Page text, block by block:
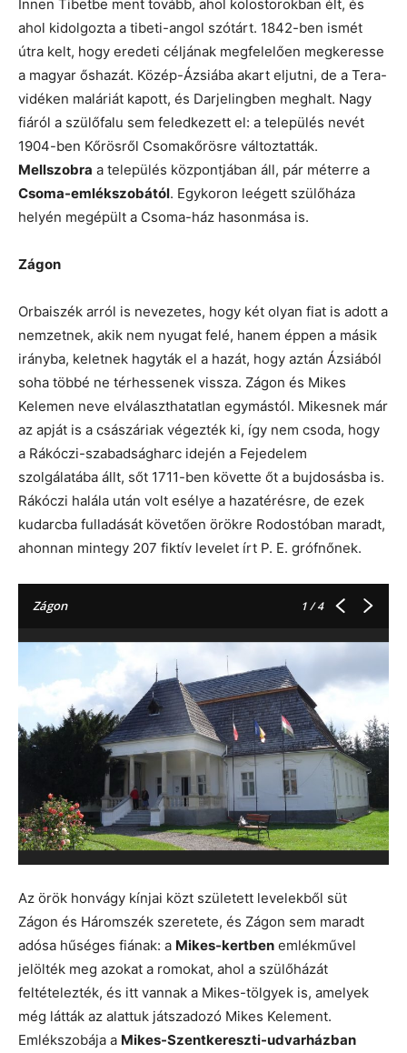
Innen Tibetbe ment tovább, ahol kolostorokban élt, és
ahol kidolgozta a tibeti-angol szótárt. 1842-ben ismét
útra kelt, hogy eredeti céljának megfelelően megkeresse
a magyar őshazát. Közép-Ázsiába akart eljutni, de a Tera-
vidéken maláriát kapott, és Darjelingben meghalt. Nagy
fiáról a szülőfalu sem feledkezett el: a település nevét
1904-ben Kőrösről Csomakőrösre változtatták.
Mellszobra a település központjában áll, pár méterre a
Csoma-emlékszobától. Egykoron leégett szülőháza
helyén megépült a Csoma-ház hasonmása is.
Zágon
Orbaiszék arról is nevezetes, hogy két olyan fiat is adott a
nemzetnek, akik nem nyugat felé, hanem éppen a másik
irányba, keletnek hagyták el a hazát, hogy aztán Ázsiából
soha többé ne térhessenek vissza. Zágon és Mikes
Kelemen neve elválaszthatatlan egymástól. Mikesnek már
az apját is a császáriak végezték ki, így nem csoda, hogy
a Rákóczi-szabadságharc idején a Fejedelem
szolgálatába állt, sőt 1711-ben követte őt a bujdosásba is.
Rákóczi halála után volt esélye a hazatérésre, de ezek
kudarcba fulladását követően örökre Rodostóban maradt,
ahonnan mintegy 207 fiktív levelet írt P. E. grófnőnek.
Zágon 1/ 4
Az örök honvágy kínjai közt született levelekből süt
Zágon és Háromszék szeretete, és Zágon sem maradt
adósa hűséges fiának: a Mikes-kertben emlékművel
jelölték meg azokat a romokat, ahol a szülőházát
feltételezték, és itt vannak a Mikes-tölgyek is, amelyek
még látták az alattuk játszadozó Mikes Kelement.
Emlékszobája a Mikes-Szentkereszti-udvarházban